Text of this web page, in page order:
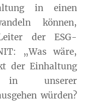
in einen
können,
der ESG-
„Was wäre,
der Einhaltung
in unserer
würden?